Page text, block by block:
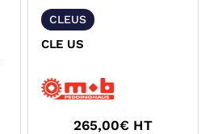
CLEUS
CLE US
265,00€ HT